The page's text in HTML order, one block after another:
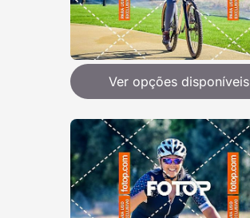
Ver opções disponíveis